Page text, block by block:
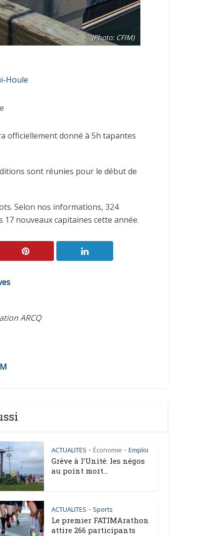
(Photo: CFIM)
Houle
officiellement donné à 5h tapantes
sont réunies pour le début de
Selon nos informations, 324
17 nouveaux capitaines cette année.
ARCQ
ACTUALITES • Économie • Emploi
Grève à l’Unité: les négos
au point mort...
ACTUALITES • Sports
Le premier FATIMArathon
attire 266 participants